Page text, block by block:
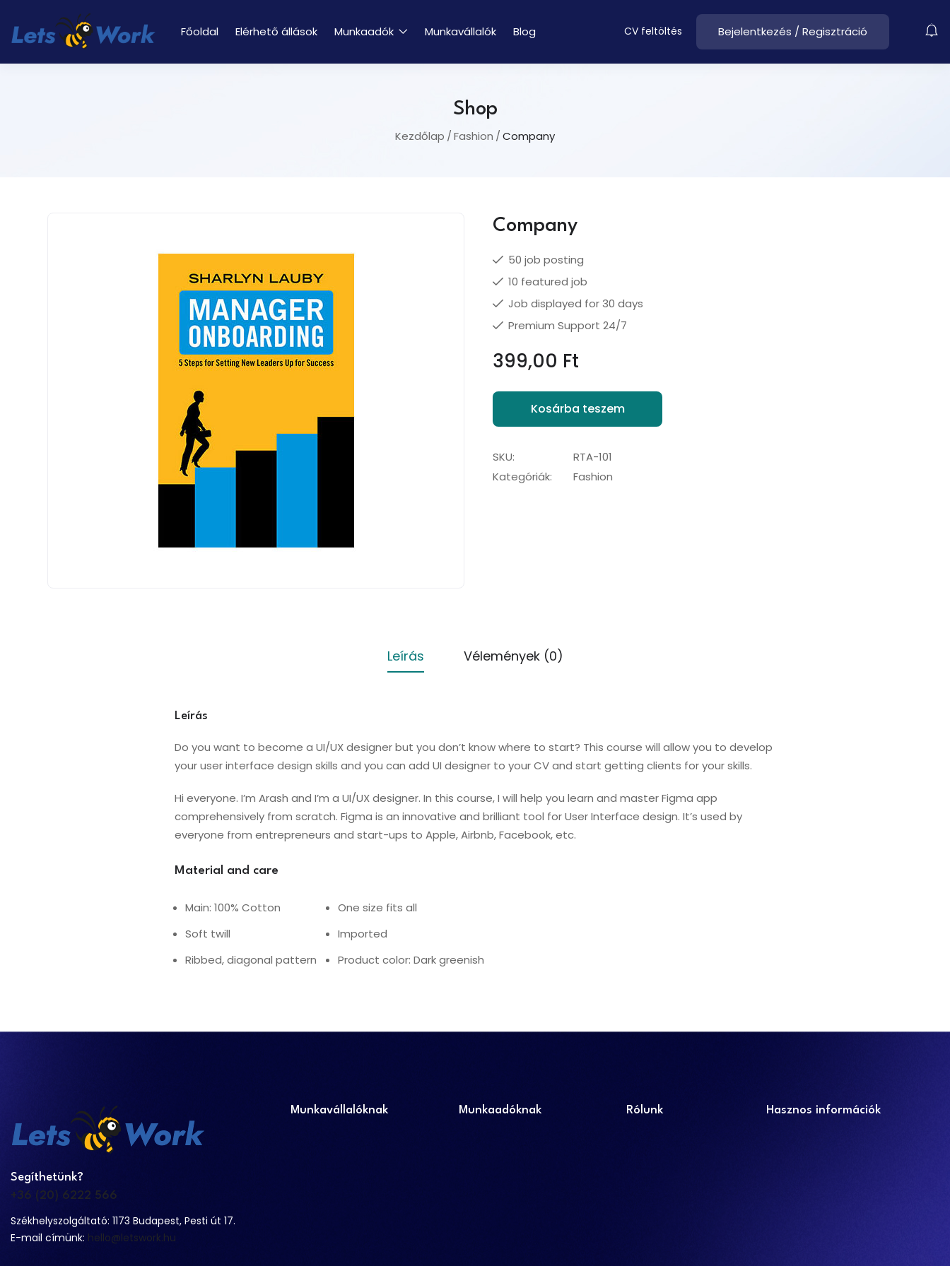
Főoldal Elérhető állások Munkaadók Munkavállalók Blog CV feltöltés Bejelentkezés /Regisztráció
Shop
Kezdőlap Fashion Company
Company
50 job posting
10 featured job
Job displayed for 30 days
Premium Support 24/7
399,00 Ft
Kosárba teszem
SKU:
RTA-101
Kategóriák:
Fashion
Leírás Vélemények (0)
Leírás
Do you want to become a UI/UX designer but you don’t know where to start? This course will allow you to develop
your user interface design skills and you can add UI designer to your CV and start getting clients for your skills.
Hi everyone. I’m Arash and I’m a UI/UX designer. In this course, I will help you learn and master Figma app
comprehensively from scratch. Figma is an innovative and brilliant tool for User Interface design. It’s used by
everyone from entrepreneurs and start-ups to Apple, Airbnb, Facebook, etc.
Material and care
Main: 100% Cotton
Soft twill
Ribbed, diagonal pattern
One size fits all
Imported
Product color: Dark greenish
Segíthetünk?
+36 (20) 6222 566
Székhelyszolgáltató: 1173 Budapest, Pesti út 17.
E-mail címünk: hello@letswork.hu
Munkavállalóknak Munkaadóknak Rólunk Hasznos információk